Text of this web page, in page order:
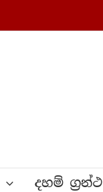
දහම් ග්‍රන්ථ